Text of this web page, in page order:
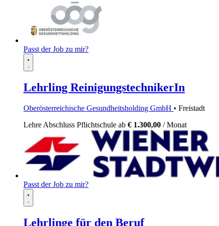
Passt der Job zu mir?
Lehrling ReinigungstechnikerIn
Oberösterreichische Gesundheitsholding GmbH • Freistadt
Lehre Abschluss Pflichtschule ab € 1.300,00 / Monat
Passt der Job zu mir?
Lehrlinge für den Beruf